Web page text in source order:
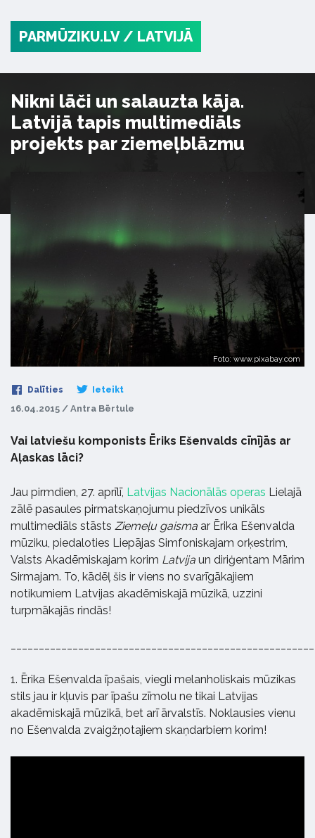
PARMŪZIKU.LV / LATVIJĀ
Nikni lāči un salauzta kāja.
Latvijā tapis multimediāls
projekts par ziemeļblāzmu
Foto: www.pixabay.com
Dalīties Ieteikt
16.04.2015 / Antra Bērtule
Vai latviešu komponists Ēriks Ešenvalds cīnījās ar
Aļaskas lāci?
Jau pirmdien, 27. aprīlī, Latvijas Nacionālās operas Lielajā
zālē pasaules pirmatskaņojumu piedzīvos unikāls
multimediāls stāsts Ziemeļu gaisma ar Ērika Ešenvalda
mūziku, piedaloties Liepājas Simfoniskajam orķestrim,
Valsts Akadēmiskajam korim Latvija un diriģentam Mārim
Sirmajam. To, kādēļ šis ir viens no svarīgākajiem
notikumiem Latvijas akadēmiskajā mūzikā, uzzini
turpmākajās rindās!
1. Ērika Ešenvalda īpašais, viegli melanholiskais mūzikas
stils jau ir kļuvis par īpašu zīmolu ne tikai Latvijas
akadēmiskajā mūzikā, bet arī ārvalstīs. Noklausies vienu
no Ešenvalda zvaigžņotajiem skaņdarbiem korim!